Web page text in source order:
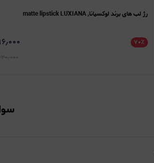
رژ لب های برند لوکسیانا, matte lipstick LUXIANA
۷۰٪